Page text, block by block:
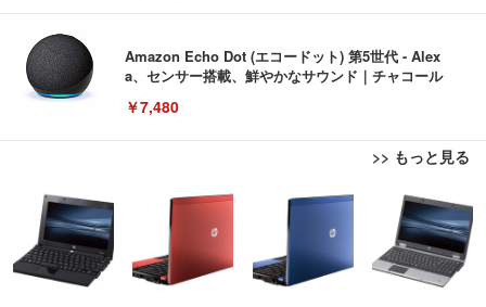
Amazon Echo Dot (エコードット) 第5世代 - Alex
a、センサー搭載、鮮やかなサウンド｜チャコール
￥7,480
>> もっと見る
[EdoErgo] オフィスチェア 椅子 テレワーク 疲れな
い 跳ね上げ式アームレスト コンパクト 約105度ロッ
キング pc 事務椅子 360度回転 座面昇降 強化ナイロ
ン樹脂ベース 通気性メッシュ 在宅ワーク H-WY01
(黒網+黒枠+黒足)
￥5,699
EIZO ビジネス向けプレミアムモニター | FlexScan
EV3240X-WT | 31.5型4K UHD・USB Type-C・ホワ
￥105,595
Amazonベーシック ペットシーツ 薄型 レギュラー 1
回使い捨て 無香料 ホワイト 300枚
￥3,373